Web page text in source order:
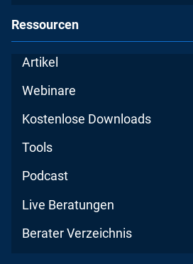
Ressourcen
Artikel
Webinare
Kostenlose Downloads
Tools
Podcast
Live Beratungen
Berater Verzeichnis